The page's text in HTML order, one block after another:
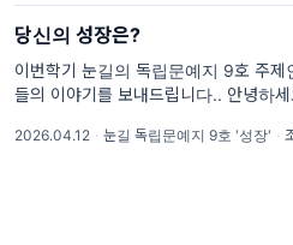
당신의 성장은?
이번학기 눈길의 독립문예지 9호 주
들의 이야기를 보내드립니다.. 안녕하
같은 글들을 출판으로 아름답게 피워
2026.04.12 · 눈길 독립문예지 9호 '성장' ·